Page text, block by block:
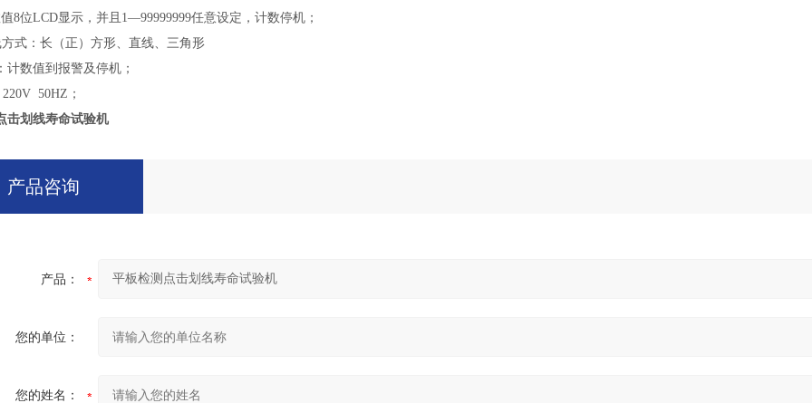
8位LCD显示，并且1—99999999任意设定，计数停机；
式：长（正）方形、直线、三角形
计数值到报警及停机；
50HZ；
击划线寿命试验机
产品咨询
产品：
您的单位：
您的姓名：